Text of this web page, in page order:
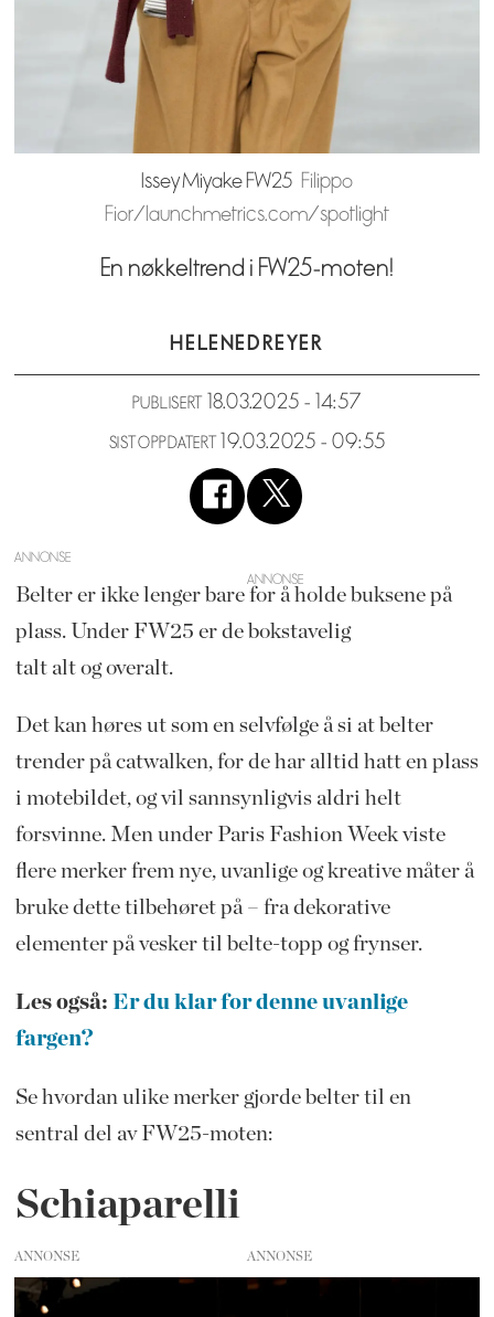
Issey Miyake FW25 Filippo
Fior/launchmetrics.com/spotlight
En nøkkeltrend i FW25-moten!
HELENEDREYER
PUBLISERT 18.03.2025 - 14:57
SIST OPPDATERT 19.03.2025 - 09:55
ANNONSE
Belter er ikke lenger bare for å holde buksene på
plass. Under FW25 er de bokstavelig
talt alt og overalt.
Det kan høres ut som en selvfølge å si at belter
trender på catwalken, for de har alltid hatt en plass
i motebildet, og vil sannsynligvis aldri helt
forsvinne. Men under Paris Fashion Week viste
flere merker frem nye, uvanlige og kreative måter å
bruke dette tilbehøret på – fra dekorative
elementer på vesker til belte-topp og frynser.
Les også: Er du klar for denne uvanlige
fargen?
Se hvordan ulike merker gjorde belter til en
sentral del av FW25-moten:
Schiaparelli
ANNONSE